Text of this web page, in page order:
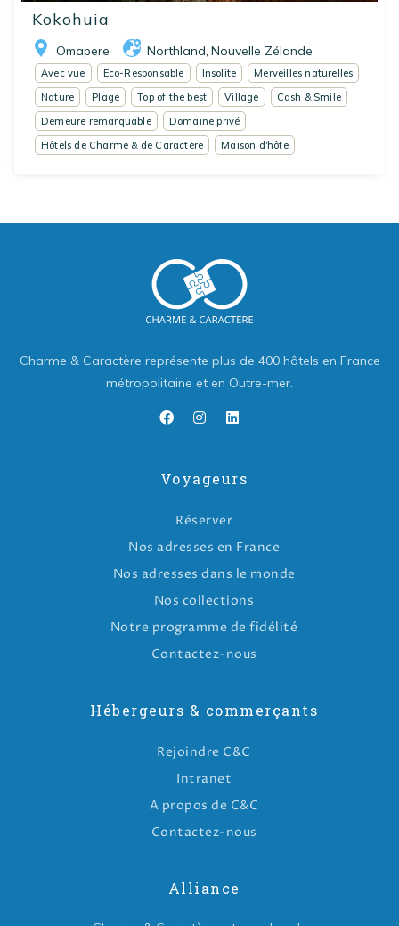
Kokohuia
Omapere Northland Nouvelle Zélande
Avec vue Eco-Responsable Insolite
Merveilles naturelles
Nature
Plage Top of the best Village
Cash & Smile
Demeure remarquable
Domaine privé
Hôtels de Charme & de Caractère
Maison d'hôte
Charme & Caractère représente plus de 400 hôtels en France
métropolitaine et en Outre-mer.
Voyageurs
Réserver
Nos adresses en France
Nos adresses dans le monde
Nos collections
Notre programme de fidélité
Contactez-nous
Hébergeurs & commerçants
Rejoindre C&C
Intranet
A propos de C&C
Contactez-nous
Alliance